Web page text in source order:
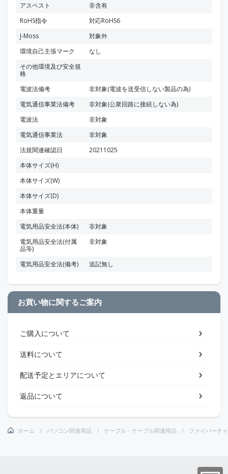
アスベスト
非含有
RoHS指令
対応RoHS6
J-Moss
対象外
環境自己主張マーク
なし
その他環境及び安全規
格
電波法備考
非対象(電波を送受信しない製品の為)
電気通信事業法備考
非対象(公衆回路に接続しない為)
電波法
非対象
電気通信事業法
非対象
法規関連確認日
20211025
本体サイズ(H)
本体サイズ(W)
本体サイズ(D)
本体重量
電気用品安全法(本体)
非対象
電気用品安全法(付属
品等)
非対象
電気用品安全法(備考) 追記無し
お買い物に関するご案内
ご購入について
送料について
配送予定とエリアについて
返品について
ホーム パソコン関連用品 ケーブル・ケーブル関連用品 ファイバーチ